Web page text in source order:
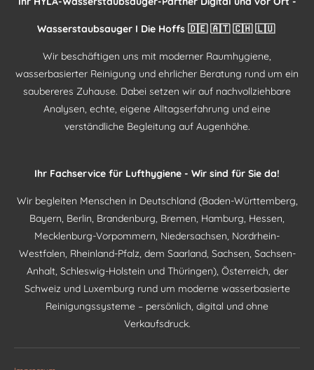
Wasserstaubsauger I Die Hoffs 🇩🇪 🇦🇹 🇨🇭 🇱🇺
Wir beschäftigen uns mit moderner Raumhygiene,
wasserbasierter Reinigung und ehrlicher Beratung rund um ein
saubereres Zuhause. Dabei setzen wir auf nachvollziehbare
Analysen, echte, eigene Alltagserfahrung und eine
verständliche Begleitung auf Augenhöhe.
Ihr Fachservice für Lufthygiene - Wir sind für Sie da!
Wir begleiten Menschen in Deutschland (Baden-Württemberg,
Bayern, Berlin, Brandenburg, Bremen, Hamburg, Hessen,
Mecklenburg-Vorpommern, Niedersachsen, Nordrhein-
Westfalen, Rheinland-Pfalz, dem Saarland, Sachsen, Sachsen-
Anhalt, Schleswig-Holstein und Thüringen), Österreich, der
Schweiz und Luxemburg rund um moderne wasserbasierte
Reinigungssysteme – persönlich, digital und ohne
Verkaufsdruck.